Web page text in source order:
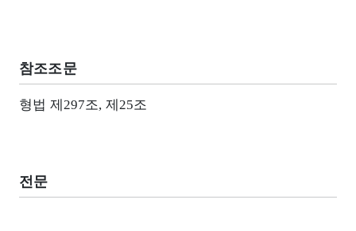
참조조문
형법 제297조, 제25조
전문